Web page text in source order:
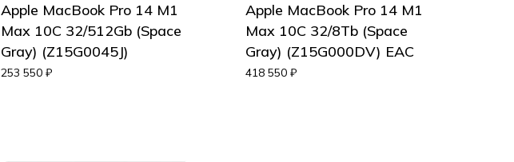
Apple MacBook Pro 14 M1
Max 10С 32/512Gb (Space
Gray) (Z15G0045J)
253 550 ₽
Apple MacBook Pro 14 M1
Max 10С 32/8Tb (Space
Gray) (Z15G000DV) EAC
418 550 ₽